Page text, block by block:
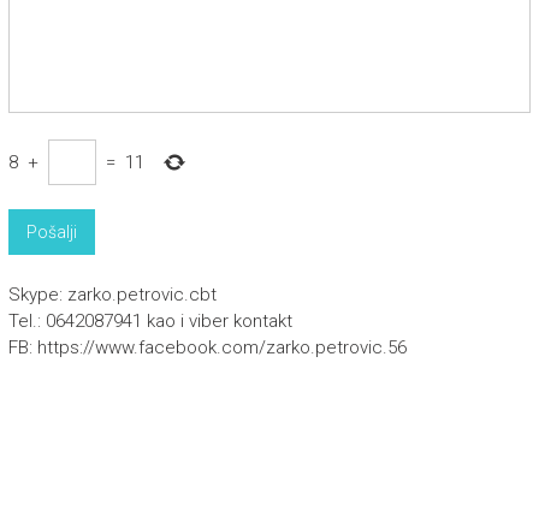
8 + = 11
Skype: zarko.petrovic.cbt
Tel.: 0642087941 kao i viber kontakt
FB: https://www.facebook.com/zarko.petrovic.56